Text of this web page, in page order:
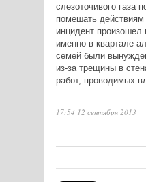
слезоточивого газа
помешать
инцидент
именно в квартале
семей были
из-за трещины в
работ, проводимых
17:54 12 сентября 2013